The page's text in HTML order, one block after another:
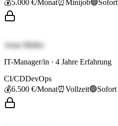
💰5.000 €/Monat⏰Minijob🟢Sofort
Anna Müller
IT-Manager/in · 4 Jahre Erfahrung
CI/CDDevOps
💰6.500 €/Monat⏰Vollzeit🟢Sofort